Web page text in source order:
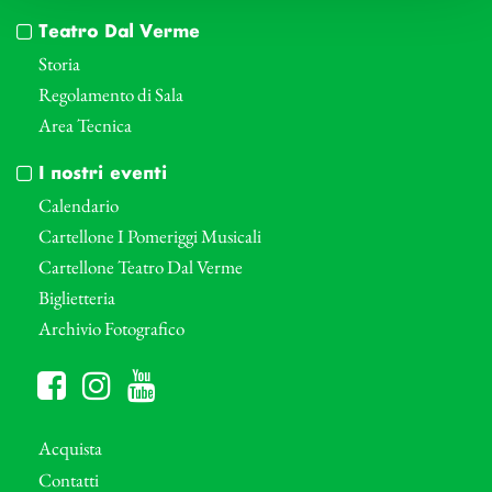
Teatro Dal Verme
Storia
Regolamento di Sala
Area Tecnica
I nostri eventi
Calendario
Cartellone I Pomeriggi Musicali
Cartellone Teatro Dal Verme
Biglietteria
Archivio Fotografico
Acquista
Contatti